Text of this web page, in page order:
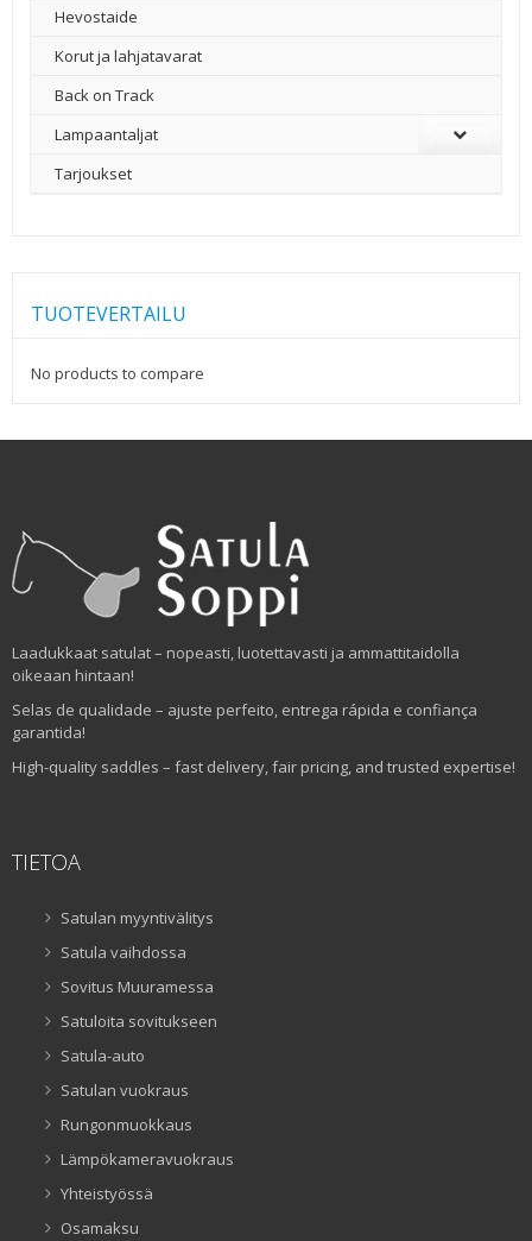
Hevostaide
Korut ja lahjatavarat
Back on Track
Lampaantaljat
Tarjoukset
TUOTEVERTAILU
No products to compare
Laadukkaat satulat – nopeasti, luotettavasti ja ammattitaidolla
oikeaan hintaan!
Selas de qualidade – ajuste perfeito, entrega rápida e confiança
garantida!
High-quality saddles – fast delivery, fair pricing, and trusted expertise!
TIETOA
Satulan myyntivälitys
Satula vaihdossa
Sovitus Muuramessa
Satuloita sovitukseen
Satula-auto
Satulan vuokraus
Rungonmuokkaus
Lämpökameravuokraus
Yhteistyössä
Osamaksu